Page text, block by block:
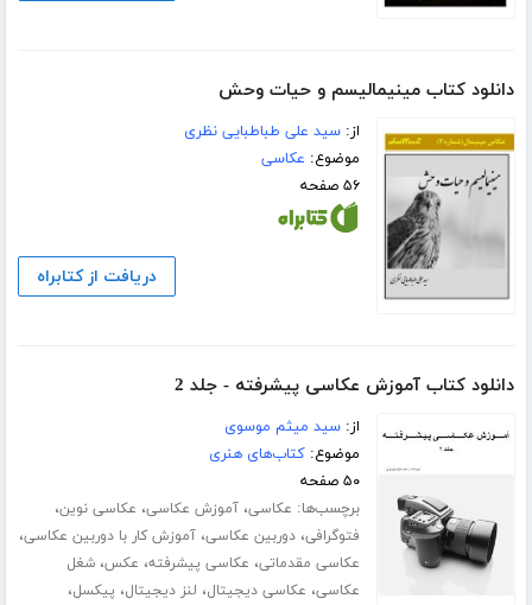
دانلود کتاب مینیمالیسم و حیات وحش
از:سید علی طباطبایی نظری
موضوع: عکاسی
۵۶ صفحه
دریافت از کتابراه
دانلود کتاب آموزش عکاسی پیشرفته - جلد 2
از:سید میثم موسوی
موضوع:کتاب‌های هنری
۵۰ صفحه
برچسب‌ها: عکاسی،آموزش عکاسی، عکاسی نوین،
فتوگرافی،دوربین عکاسی،آموزش کار با دوربین عکاسی،
عکاسی مقدماتی، عکاسی پیشرفته، عکس،شغل
عکاسی، عکاسی دیجیتال، لنز دیجیتال، پیکسل،